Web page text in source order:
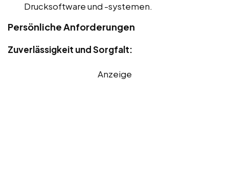
Drucksoftware und -systemen.
Persönliche Anforderungen
Zuverlässigkeit und Sorgfalt:
Anzeige